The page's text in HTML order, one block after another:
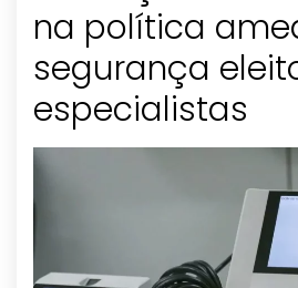
na política
segurança
especialistas